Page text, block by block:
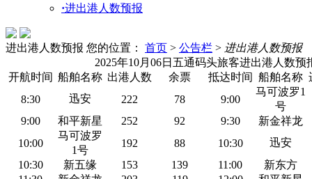
·进出港人数预报
进出港人数预报 您的位置： 首页 > 公告栏 > 进出港人数预报
2025年10月 06日五通码头旅客进出港人数预
开航时间 船舶名称 出港人数 余票 抵达时间 船舶名称
8:30
迅安 222 78 9:00
马可波罗1
号
9:00
和平新星 252 92 9:30
新金祥龙
10:00
马可波罗
1号
192 88 10:30
迅安
10:30
新五缘 153 139 11:00
新东方